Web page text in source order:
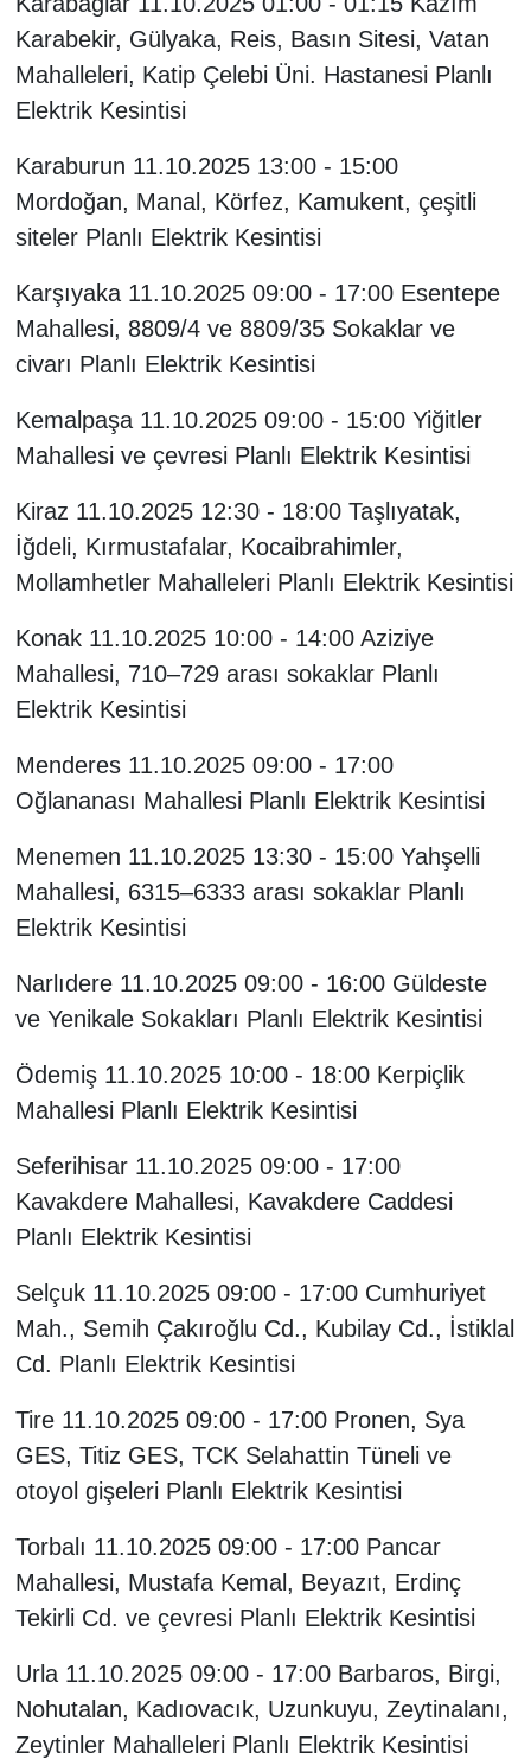
Karabekir, Gülyaka, Reis, Basın Sitesi, Vatan
Mahalleleri, Katip Çelebi Üni. Hastanesi Planlı
Elektrik Kesintisi
Karaburun 11.10.2025 13:00 - 15:00
Mordoğan, Manal, Körfez, Kamukent, çeşitli
siteler Planlı Elektrik Kesintisi
Karşıyaka 11.10.2025 09:00 - 17:00 Esentepe
Mahallesi, 8809/4 ve 8809/35 Sokaklar ve
civarı Planlı Elektrik Kesintisi
Kemalpaşa 11.10.2025 09:00 - 15:00 Yiğitler
Mahallesi ve çevresi Planlı Elektrik Kesintisi
Kiraz 11.10.2025 12:30 - 18:00 Taşlıyatak,
İğdeli, Kırmustafalar, Kocaibrahimler,
Mollamhetler Mahalleleri Planlı Elektrik Kesintisi
Konak 11.10.2025 10:00 - 14:00 Aziziye
Mahallesi, 710–729 arası sokaklar Planlı
Elektrik Kesintisi
Menderes 11.10.2025 09:00 - 17:00
Oğlananası Mahallesi Planlı Elektrik Kesintisi
Menemen 11.10.2025 13:30 - 15:00 Yahşelli
Mahallesi, 6315–6333 arası sokaklar Planlı
Elektrik Kesintisi
Narlıdere 11.10.2025 09:00 - 16:00 Güldeste
ve Yenikale Sokakları Planlı Elektrik Kesintisi
Ödemiş 11.10.2025 10:00 - 18:00 Kerpiçlik
Mahallesi Planlı Elektrik Kesintisi
Seferihisar 11.10.2025 09:00 - 17:00
Kavakdere Mahallesi, Kavakdere Caddesi
Planlı Elektrik Kesintisi
Selçuk 11.10.2025 09:00 - 17:00 Cumhuriyet
Mah., Semih Çakıroğlu Cd., Kubilay Cd., İstiklal
Cd. Planlı Elektrik Kesintisi
Tire 11.10.2025 09:00 - 17:00 Pronen, Sya
GES, Titiz GES, TCK Selahattin Tüneli ve
otoyol gişeleri Planlı Elektrik Kesintisi
Torbalı 11.10.2025 09:00 - 17:00 Pancar
Mahallesi, Mustafa Kemal, Beyazıt, Erdinç
Tekirli Cd. ve çevresi Planlı Elektrik Kesintisi
Urla 11.10.2025 09:00 - 17:00 Barbaros, Birgi,
Nohutalan, Kadıovacık, Uzunkuyu, Zeytinalanı,
Zeytinler Mahalleleri Planlı Elektrik Kesintisi